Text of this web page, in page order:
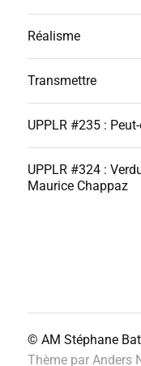
Réalisme
Transmettre
UPPLR #235 :
UPPLR #324 :
Maurice Chappaz
© AM Stéphane
Thème par Anders